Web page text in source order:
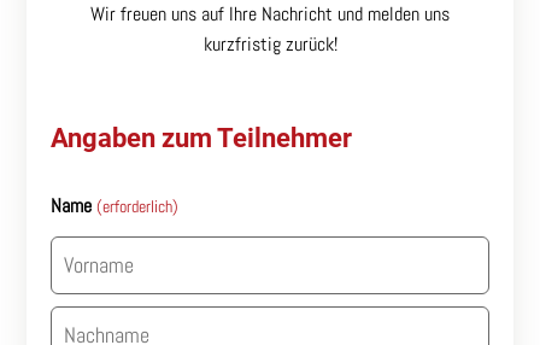
Wir freuen uns auf Ihre Nachricht und melden uns
kurzfristig zurück!
Angaben zum Teilnehmer
Name (erforderlich)
Vorname